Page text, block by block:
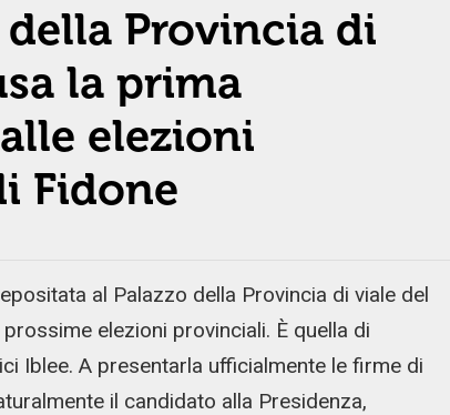
Provincia di
la prima
elezioni
Fidone
al Palazzo della Provincia di viale del
elezioni provinciali. È quella di
Iblee. A presentarla ufficialmente le firme di
il candidato alla Presidenza,